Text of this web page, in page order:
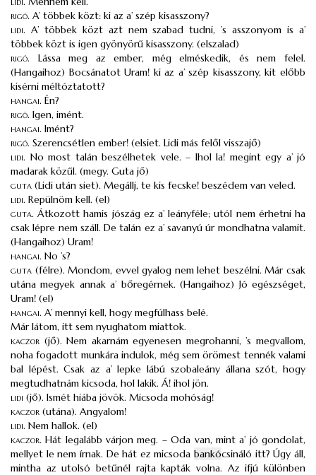
rigó. A’ többek közt: ki az a’ szép kisasszony?
lidi. A’ többek közt azt nem szabad tudni, ’s asszonyom is a’
többek közt is igen gyönyörű kisasszony. (elszalad)
rigó. Lássa meg az ember, még elméskedik, és nem felel.
(Hangaihoz) Bocsánatot Uram! ki az a’ szép kisasszony, kit előbb
kisérni méltóztatott?
hangai. Én?
rigó. Igen, imént.
hangai. Imént?
rigó. Szerencsétlen ember! (elsiet. Lidi más felől visszajő)
lidi. No most talán beszélhetek vele. – Ihol la! megint egy a’ jó
madarak közűl. (megy. Guta jő)
guta (Lidi után siet). Megállj, te kis fecske! beszédem van veled.
lidi. Repülnöm kell. (el)
guta.Átkozott hamis jószág ez a’ leányféle; utól nem érhetni ha
csak lépre nem száll. De talán ez a’ savanyú úr mondhatna valamit.
(Hangaihoz) Uram!
hangai. No ’s?
guta (félre). Mondom, evvel gyalog nem lehet beszélni. Már csak
utána megyek annak a’ bőregérnek. (Hangaihoz) Jó egészséget,
Uram! (el)
hangai. A’ mennyi kell, hogy megfúlhass belé.
Már látom, itt sem nyughatom miattok.
kaczor (jő). Nem akarnám egyenesen megrohanni, ’s megvallom,
noha fogadott munkára indulok, még sem örömest tennék valami
bal lépést. Csak az a’ lepke lábú szobaleány állana szót, hogy
megtudhatnám kicsoda, hol lakik. Á! ihol jön.
lidi (jő). Ismét hiába jövök. Micsoda mohóság!
kaczor (utána). Angyalom!
lidi. Nem hallok. (el)
kaczor.Hát legalább várjon meg. – Oda van, mint a’ jó gondolat,
mellyet le nem írnak. De hát ez micsodabankócsináló itt? Úgy áll,
mintha az utolsó betűnél rajta kapták volna. Az ifjú különben